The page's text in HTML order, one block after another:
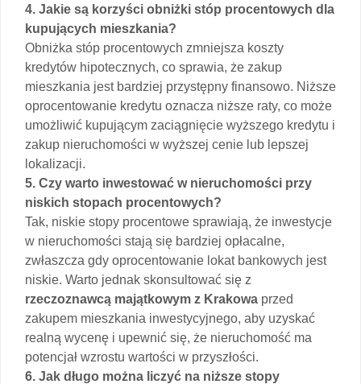
4. Jakie są korzyści obniżki stóp procentowych dla
kupujących mieszkania?
Obniżka stóp procentowych zmniejsza koszty
kredytów hipotecznych, co sprawia, że zakup
mieszkania jest bardziej przystępny finansowo. Niższe
oprocentowanie kredytu oznacza niższe raty, co może
umożliwić kupującym zaciągnięcie wyższego kredytu i
zakup nieruchomości w wyższej cenie lub lepszej
lokalizacji.
5. Czy warto inwestować w nieruchomości przy
niskich stopach procentowych?
Tak, niskie stopy procentowe sprawiają, że inwestycje
w nieruchomości stają się bardziej opłacalne,
zwłaszcza gdy oprocentowanie lokat bankowych jest
niskie. Warto jednak skonsultować się z
rzeczoznawcą majątkowym z Krakowa przed
zakupem mieszkania inwestycyjnego, aby uzyskać
realną wycenę i upewnić się, że nieruchomość ma
potencjał wzrostu wartości w przyszłości.
6. Jak długo można liczyć na niższe stopy